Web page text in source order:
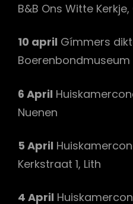
B&B Ons Witte
10 april Gímmers
6 April
Nuenen
5 April
Kerkstraat 1, Lith
4 April